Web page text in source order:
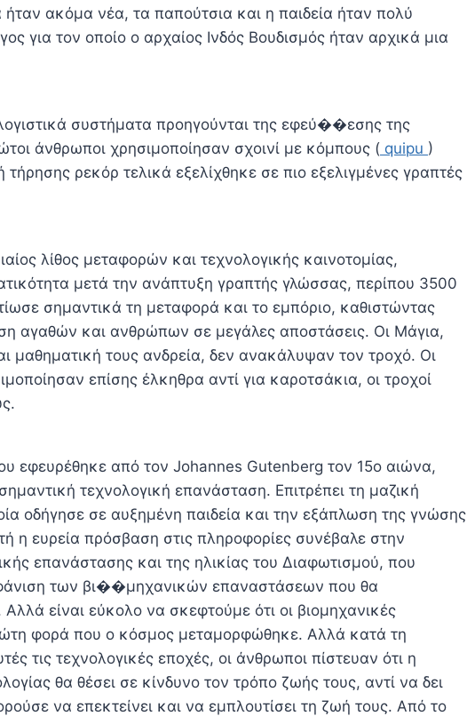
ήταν ακόμα νέα, τα παπούτσια και η παιδεία ήταν πολύ
για τον οποίο ο αρχαίος Ινδός Βουδισμός ήταν αρχικά μια
συστήματα προηγούνται της εφεύ��εσης της
άνθρωποι χρησιμοποίησαν σχοινί με κόμπους ( quipu )
ρεκόρ τελικά εξελίχθηκε σε πιο εξελιγμένες γραπτές
λίθος μεταφορών και τεχνολογικής καινοτομίας,
μετά την ανάπτυξη γραπτής γλώσσας, περίπου 3500
σημαντικά τη μεταφορά και το εμπόριο, καθιστώντας
αγαθών και ανθρώπων σε μεγάλες αποστάσεις. Οι Μάγια,
μαθηματική τους ανδρεία, δεν ανακάλυψαν τον τροχό. Οι
επίσης έλκηθρα αντί για καροτσάκια, οι τροχοί
εφευρέθηκε από τον Johannes Gutenberg τον 15ο αιώνα,
τεχνολογική επανάσταση. Επιτρέπει τη μαζική
οδήγησε σε αυξημένη παιδεία και την εξάπλωση της γνώσης
η ευρεία πρόσβαση στις πληροφορίες συνέβαλε στην
επανάστασης και της ηλικίας του Διαφωτισμού, που
των βι��μηχανικών επαναστάσεων που θα
είναι εύκολο να σκεφτούμε ότι οι βιομηχανικές
φορά που ο κόσμος μεταμορφώθηκε. Αλλά κατά τη
τις τεχνολογικές εποχές, οι άνθρωποι πίστευαν ότι η
θα θέσει σε κίνδυνο τον τρόπο ζωής τους, αντί να δει
να επεκτείνει και να εμπλουτίσει τη ζωή τους. Από το